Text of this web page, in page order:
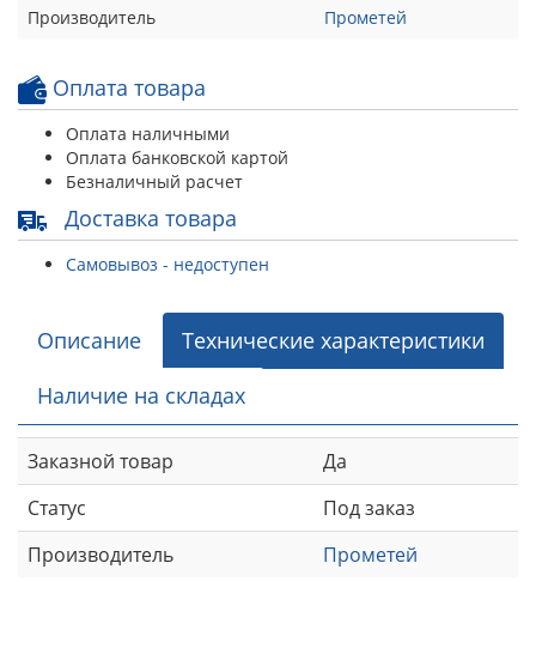
Производитель
Прометей
Оплата товара
Оплата наличными
Оплата банковской картой
Безналичный расчет
Доставка товара
Самовывоз - недоступен
Описание
Технические характеристики
Наличие на складах
Заказной товар
Да
Статус
Под заказ
Производитель
Прометей